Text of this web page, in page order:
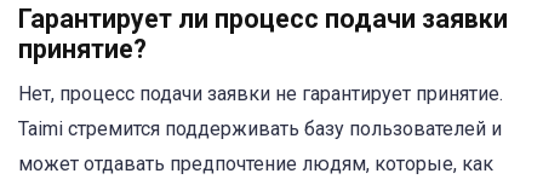
Гарантирует ли процесс подачи заявки
принятие?
Нет, процесс подачи заявки не гарантирует принятие.
Taimi стремится поддерживать базу пользователей и
может отдавать предпочтение людям, которые, как